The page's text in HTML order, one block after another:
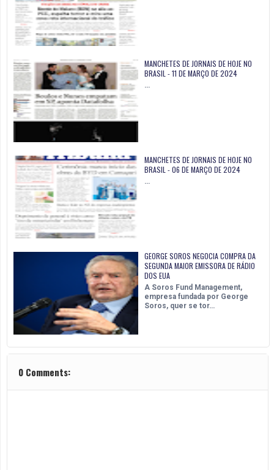
MANCHETES DE JORNAIS DE HOJE NO
BRASIL - 11 DE MARÇO DE 2024
…
MANCHETES DE JORNAIS DE HOJE NO
BRASIL - 06 DE MARÇO DE 2024
…
GEORGE SOROS NEGOCIA COMPRA DA
SEGUNDA MAIOR EMISSORA DE RÁDIO
DOS EUA
A Soros Fund Management,
empresa fundada por George
Soros, quer se tor…
0 Comments: